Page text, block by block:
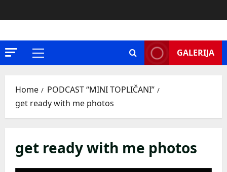
to
Primary
GALERIJA
Home
PODCAST “MINI TOPLIČANI”
get ready with me photos
get ready with me photos